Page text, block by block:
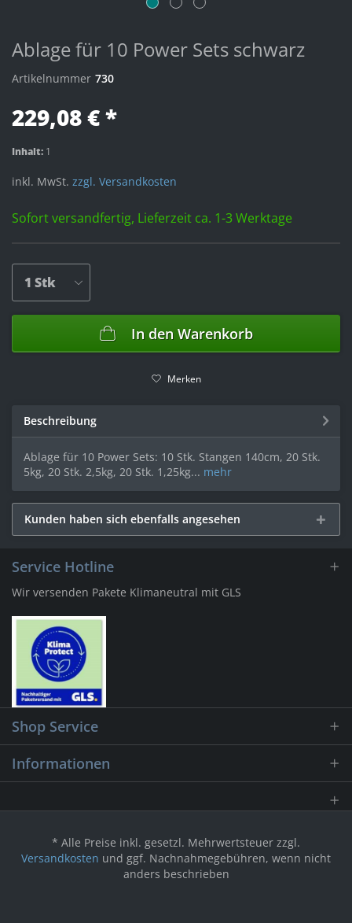
Ablage für 10 Power Sets schwarz
Artikelnummer 730
229,08 € *
Inhalt: 1
inkl. MwSt. zzgl. Versandkosten
Sofort versandfertig, Lieferzeit ca. 1-3 Werktage
In den Warenkorb
Merken
Beschreibung
Ablage für 10 Power Sets: 10 Stk. Stangen 140cm, 20 Stk.
5kg, 20 Stk. 2,5kg, 20 Stk. 1,25kg... mehr
Kunden haben sich ebenfalls angesehen
Service Hotline
Wir versenden Pakete Klimaneutral mit GLS
Shop Service
Informationen
* Alle Preise inkl. gesetzl. Mehrwertsteuer zzgl.
Versandkosten und ggf. Nachnahmegebühren, wenn nicht
anders beschrieben